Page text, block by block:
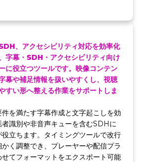
、アクセシビリティ対応を効率化
字幕・SDH・アクセシビリティ向け
に役立つツールです。映像コンテン
幕や補足情報を扱いやすくし、視聴
すい形へ整える作業をサポートしま
を満たす字幕作成と文字起こしを効
識別や非音声キューを含むSDHに
立ちます。タイミングツールで改行
く調整でき、プレーヤーや配信プラ
てフォーマットをエクスポート可能